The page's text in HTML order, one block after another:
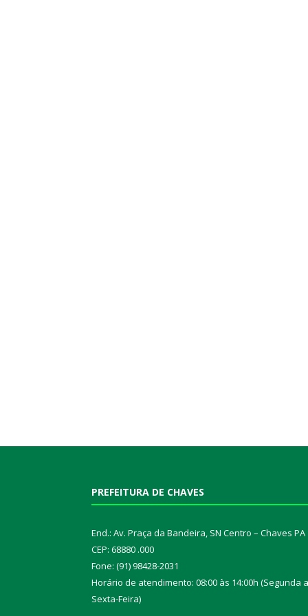
PREFEITURA DE CHAVES
End.: Av. Praça da Bandeira, SN Centro – Chaves PA
CEP: 68880 .000
Fone: (91) 98428-2031
Horário de atendimento: 08:00 às 14:00h (Segunda a
Sexta-Feira)